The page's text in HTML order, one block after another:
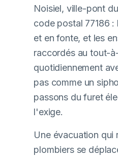
Noisiel, ville-pont
code postal 77186
et en fonte, et les
raccordés au tout-
quotidiennement
pas comme un
passons du furet
l'exige.
Une évacuation qui
plombiers se